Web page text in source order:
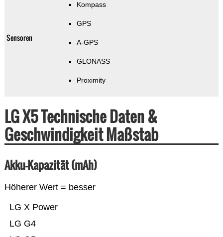
Sensoren
Kompass
GPS
A-GPS
GLONASS
Proximity
LG X5 Technische Daten &
Geschwindigkeit Maßstab
Akku-Kapazität (mAh)
Höherer Wert = besser
LG G4
LG X Power